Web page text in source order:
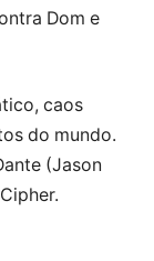
Dom e
caos
do mundo.
(Jason